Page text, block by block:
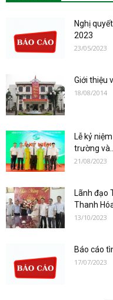
Nghị
2023
23/05/2023
Giới thiệu
18/08/2014
Lễ kỷ
trường và...
21/08/2023
Lãnh đạo
Thanh
13/10/2023
Báo cáo
17/07/2023